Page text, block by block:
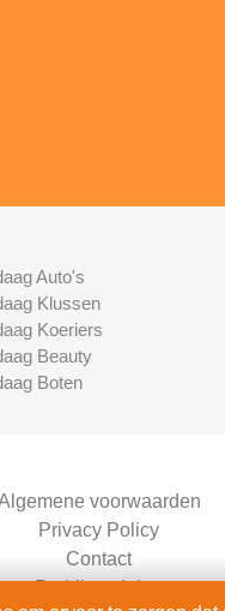
Auto's
Klussen
Koeriers
Beauty
Boten
voorwaarden
Privacy Policy
Contact
Bedrijven Inlog